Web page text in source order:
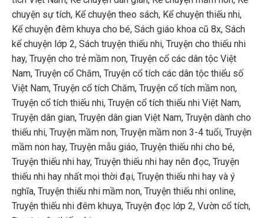
chuyện sự tích, Kể chuyện theo sách, Kể chuyện thiếu nhi,
Kể chuyện đêm khuya cho bé, Sách giáo khoa cũ 8x, Sách
kể chuyện lớp 2, Sách truyện thiếu nhi, Truyện cho thiếu nhi
hay, Truyện cho trẻ mầm non, Truyện cổ các dân tộc Việt
Nam, Truyện cổ Chăm, Truyện cổ tích các dân tộc thiểu số
Việt Nam, Truyện cổ tích Chăm, Truyện cổ tích mầm non,
Truyện cổ tích thiếu nhi, Truyện cổ tích thiếu nhi Việt Nam,
Truyện dân gian, Truyện dân gian Việt Nam, Truyện dành cho
thiếu nhi, Truyện mầm non, Truyện mầm non 3-4 tuổi, Truyện
mầm non hay, Truyện mẫu giáo, Truyện thiếu nhi cho bé,
Truyện thiếu nhi hay, Truyện thiếu nhi hay nên đọc, Truyện
thiếu nhi hay nhất mọi thời đại, Truyện thiếu nhi hay và ý
nghĩa, Truyện thiếu nhi mầm non, Truyện thiếu nhi online,
Truyện thiếu nhi đêm khuya, Truyện đọc lớp 2, Vườn cổ tích,